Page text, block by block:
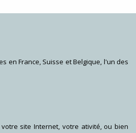
en France, Suisse et Belgique, l'un des
site Internet, votre ativité, ou bien